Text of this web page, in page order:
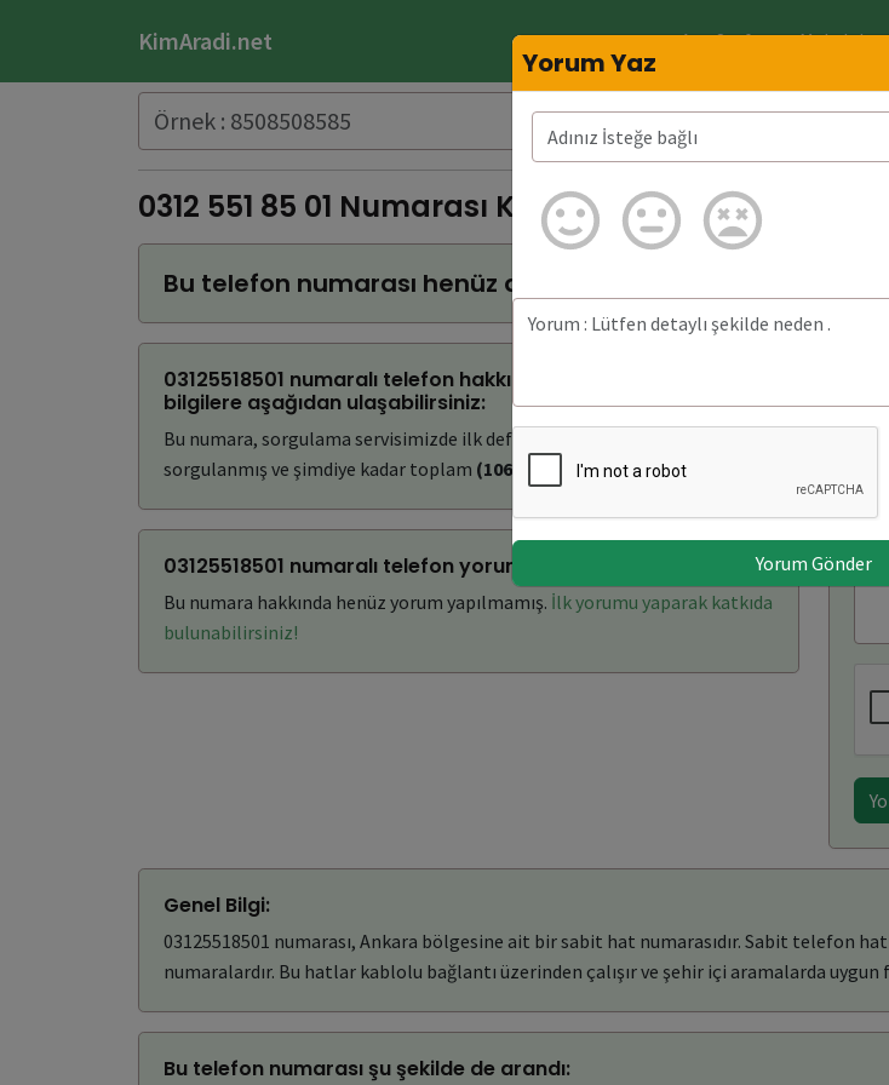
KimAradi.net Ana Sayfa Makaleler
0312 551 85 01 Numarası Kimin? 03125518501 Neden
Bu telefon numarası henüz doğrulanmadı.
03125518501 numaralı telefon hakkında bulunan detaylı
bilgilere aşağıdan ulaşabilirsiniz:
Bu numara, sorgulama servisimizde ilk defa
sorgulanmış ve şimdiye kadar toplam (106) kez aranmıştır.
03125518501 numaralı telefon yorumları: (0)
Bu numara hakkında henüz yorum yapılmamış. İlk yorumu yaparak katkıda
bulunabilirsiniz!
Genel Bilgi:
03125518501 numarası, Ankara bölgesine ait bir sabit hat numarasıdır. Sabit telefon
numaralardır. Bu hatlar kablolu bağlantı üzerinden çalışır ve şehir içi aramalarda uygun
Bu telefon numarası şu şekilde de arandı:
Yorum Yaz
Yorum Gönder